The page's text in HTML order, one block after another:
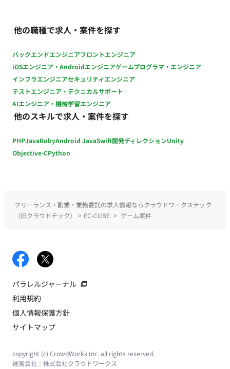
他の職種で求人・案件を探す
バックエンドエンジニアフロントエンジニア
iOSエンジニア・Androidエンジニアゲームプログラマ・エンジニア
インフラエンジニアセキュリティエンジニア
テストエンジニア・テクニカルサポート
AIエンジニア・機械学習エンジニア
他のスキルで求人・案件を探す
PHPJavaRubyAndroid JavaSwift開発ディレクションUnity
Objective-CPython
フリーランス・副業・業務委託の求人情報ならクラウドワークステック
（旧クラウドテック）
> EC-CUBE > ゲーム案件
パラレルジャーナル
利用規約
個人情報保護方針
サイトマップ
copyright (c) CrowdWorks Inc. all rights reserved.
運営会社： 株式会社クラウドワークス